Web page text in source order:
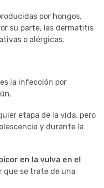
por hongos,
su parte, las dermatitis
o alérgicas.
es la infección por
etapa de la vida, pero
y durante la
en la vulva en el
que se trate de una